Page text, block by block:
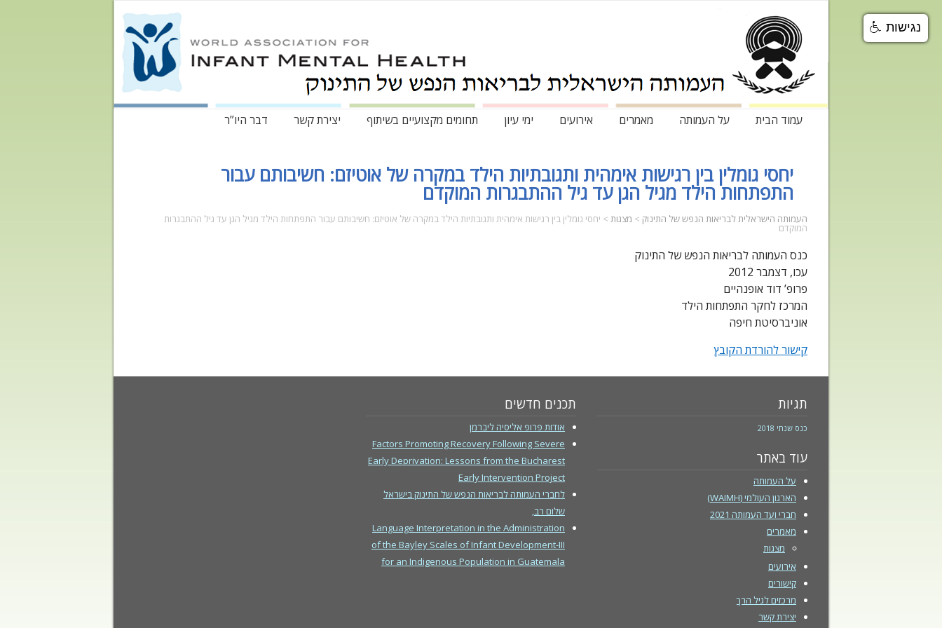
עמוד הבית על העמותה מאמרים אירועים ימי עיון תחומים מקצועיים בשיתוף יצירת קשר דבר היו”ר
יחסי גומלין בין רגישות אימהית ותגובתיות הילד במקרה של אוטיזם: חשיבותם עבור
התפתחות הילד מגיל הגן עד גיל ההתבגרות המוקדם
העמותה הישראלית לבריאות הנפש של התינוק > מצגות > יחסי גומלין בין רגישות אימהית ותגובתיות הילד במקרה של אוטיזם: חשיבותם עבור התפתחות הילד מגיל הגן עד גיל ההתבגרות
המוקדם
כנס העמותה לבריאות הנפש של התינוק
עכו, דצמבר 2012
פרופ’ דוד אופנהיים
המרכז לחקר התפתחות הילד
אוניברסיטת חיפה
קישור להורדת הקובץ
תגיות
כנס שנתי 2018
עוד באתר
על העמותה
הארגון העולמי (WAIMH)
חברי ועד העמותה 2021
מאמרים
מצגות
אירועים
קישורים
מרכזים לגיל הרך
יצירת קשר
תכנים חדשים
אודות פרופ אליסיה ליברמן
Factors Promoting Recovery Following Severe
Early Deprivation: Lessons from the Bucharest
Early Intervention Project
לחברי העמותה לבריאות הנפש של התינוק בישראל
שלום רב,
Language Interpretation in the Administration
of the Bayley Scales of Infant Development-III
for an Indigenous Population in Guatemala
נגישות